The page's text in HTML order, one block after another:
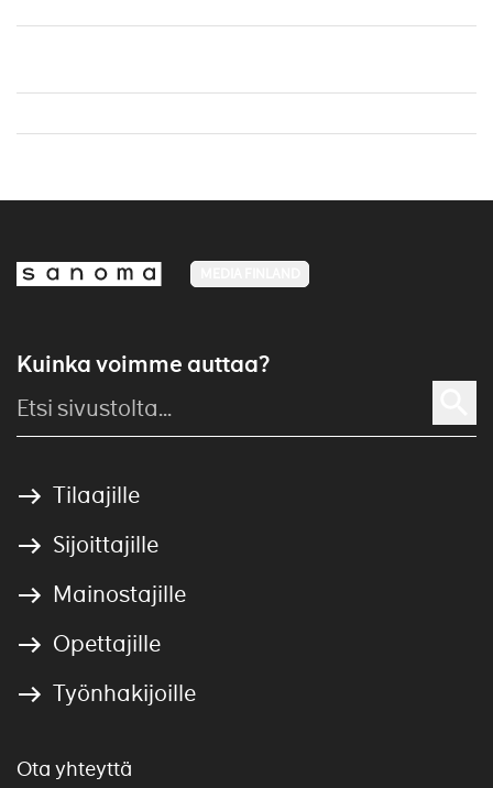
Kuinka voimme auttaa?
Tilaajille
Sijoittajille
Mainostajille
Opettajille
Työnhakijoille
Ota yhteyttä